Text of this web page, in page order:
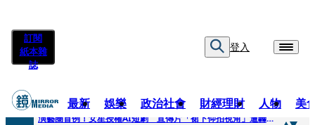
訂閱
紙本雜
誌
登入
最新 娛樂 政治社會 財經理財 人物 美
快訊
演藝圈首例！女星授權AI短劇 宣傳片「裙下仰拍視角」遭轟擦邊：自降身價